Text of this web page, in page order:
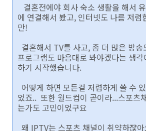
결혼전에야 회사 숙소 생활을 해서
에 연결해서 봤고, 인터넷도 나름 저렴
만!
결혼해서 TV를 사고, 좀 더 많은 방
프로그램도 마음대로 봐야겠다는 생
하기 시작했습니다.
어떻게 하면 모든걸 저렴하게 쓸 수
었죠.. 또한 월드컵이 곧이라...스포츠
는가도 고민이었구요
왜 IPTV는 스포츠 채널이 취약하쟎